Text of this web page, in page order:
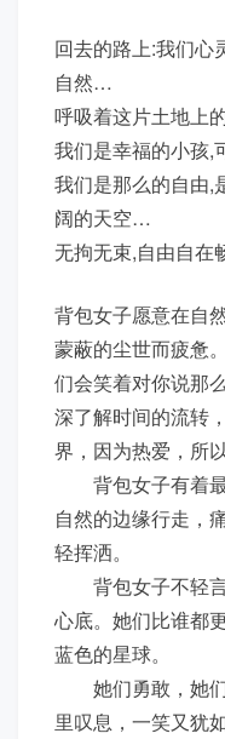
回去的路上:我们心
自然…
呼吸着这片土地上
我们是幸福的小孩,
我们是那么的自由,
阔的天空…
无拘无束,自由自
背包女子愿意在自
蒙蔽的尘世而疲惫
们会笑着对你说那
深了解时间的流转
界，因为热爱，所以
背包女子有着最
自然的边缘行走，
轻挥洒。
背包女子不轻言
心底。她们比谁都
蓝色的星球。
她们勇敢，她们
里叹息，一笑又犹